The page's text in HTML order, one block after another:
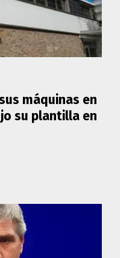
máquinas en
su plantilla en